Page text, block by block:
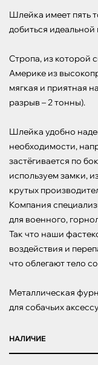
Шлейка имеет пять
добиться идеальной
Стропа, из которой
Америке из
мягкая и приятная
разрыв – 2 тонны).
Шлейка удобно
необходимости,
застёгивается по
используем замки,
крутых
Компания
для военного,
Так что наши
воздействия и
что облегают тело
Металлическая
для собачьих
НАЛИЧИЕ